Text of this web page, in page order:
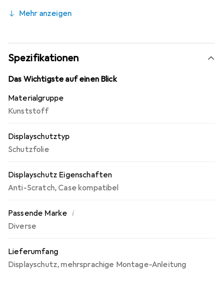
Kinderleichte Anbringung mit 100% blasenfreier Montage
verdrängt die Luft beim Aufbringen und schmiegt sich von
selbst an das Display an. Keine Beeinträchtigung der
Bedienbarkeit! Die Dipos Displayschutzfolie bietet ein
angenehmes Bediengefühl und ist für das 20 mm
Mehr anzeigen
Spezifikationen
Das Wichtigste auf einen Blick
Materialgruppe
Kunststoff
Displayschutztyp
Schutzfolie
Displayschutz Eigenschaften
Anti-Scratch,Case kompatibel
Passende Marke i
Diverse
Lieferumfang
Displayschutz,mehrsprachige Montage-Anleitung